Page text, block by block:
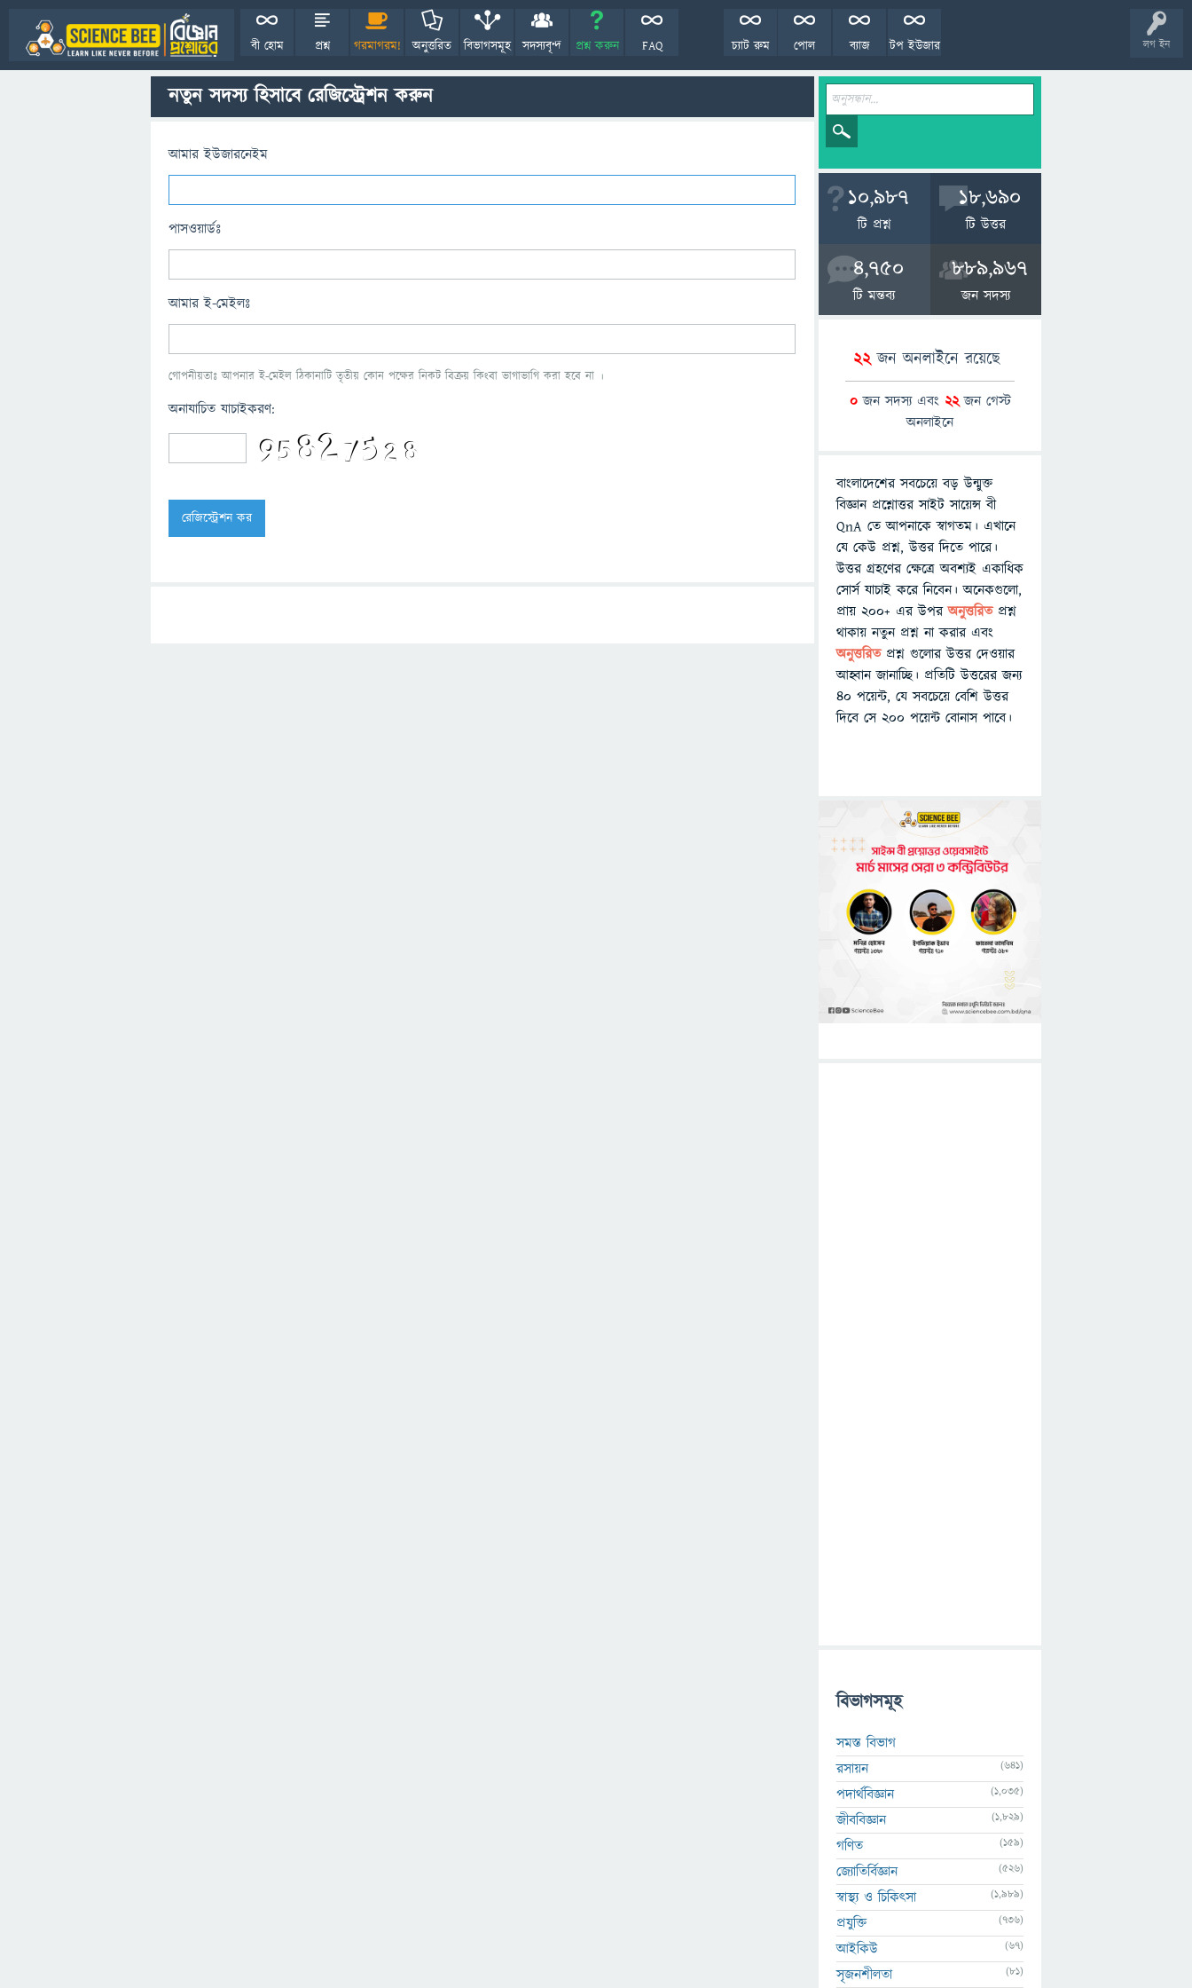
লগ ইন
বী হোম প্রশ্ন গরমাগরম! অনুত্তরিত বিভাগসমূহ সদস্যবৃন্দ প্রশ্ন করুন FAQ টপ ইউজার
ব্যাজ
পোল
চ্যাট রুম
নতুন সদস্য হিসাবে রেজিস্ট্রেশন করুন
আমার ইউজারনেইম
পাসওয়ার্ডঃ
আমার ই-মেইলঃ
গোপনীয়তাঃ আপনার ই-মেইল ঠিকানাটি তৃতীয় কোন পক্ষের নিকট বিক্রয় কিংবা ভাগাভাগি করা হবে না ।
অনাযাচিত যাচাইকরণ:
10,987
টি প্রশ্ন
18,690
টি উত্তর
4,750
টি মন্তব্য
889,967
জন সদস্য
22জন অনলাইনে রয়েছে
0জন সদস্য এবং 22জন গেস্ট
অনলাইনে
বাংলাদেশের সবচেয়ে বড় উন্মুক্ত
বিজ্ঞান প্রশ্নোত্তর সাইট সায়েন্স বী
QnA তে আপনাকে স্বাগতম। এখানে
যে কেউ প্রশ্ন, উত্তর দিতে পারে।
উত্তর গ্রহণের ক্ষেত্রে অবশ্যই একাধিক
সোর্স যাচাই করে নিবেন। অনেকগুলো,
প্রায় ২০০+ এর উপরঅনুত্তরিতপ্রশ্ন
থাকায় নতুন প্রশ্ন না করার এবং
অনুত্তরিত প্রশ্ন গুলোর উত্তর দেওয়ার
আহ্বান জানাচ্ছি। প্রতিটি উত্তরের জন্য
৪০ পয়েন্ট, যে সবচেয়ে বেশি উত্তর
দিবে সে ২০০ পয়েন্ট বোনাস পাবে।
বিভাগসমূহ
সমস্ত বিভাগ
রসায়ন
(641)
পদার্থবিজ্ঞান (1,035)
জীববিজ্ঞান (1,829)
গণিত (159)
জ্যোতির্বিজ্ঞান (526)
স্বাস্থ্য ও চিকিৎসা (1,989)
প্রযুক্তি (736)
আইকিউ (67)
সৃজনশীলতা (81)